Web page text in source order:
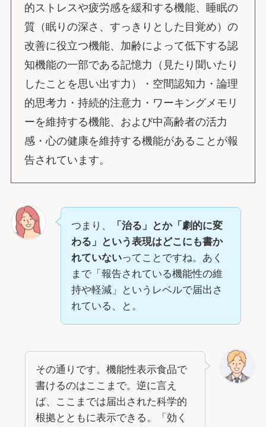
的ストレスや疲労感を緩和する機能、睡眠の
質（眠りの深さ、すっきりとした目覚め）の
改善に役立つ機能、加齢によって低下する認
知機能の一部である記憶力（見たり聞いたり
したことを思い出す力）・空間認知力・論理
的思考力・持続的注意力・ワーキングメモリ
ーを維持する機能、および中高齢者の活力
感・心の健康を維持する機能があることが報
告されています。
つまり、
「治る」とか「劇的に変
わる」という表現はどこにも書か
れていないってことですね。あく
まで「報告されている機能性の維
持や軽減」というレベルで届出さ
れている、と。
その通りです。機能性表示食品で
書けるのはここまで。逆に言え
ば、ここまでは届出された科学的
根拠とともに表示できる。「効く